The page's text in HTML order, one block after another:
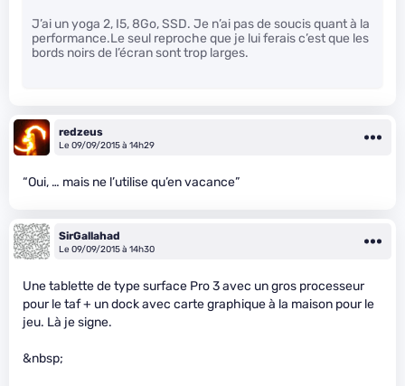
J’ai un yoga 2, I5, 8Go, SSD. Je n’ai pas de soucis quant à la
performance.Le seul reproche que je lui ferais c’est que les
bords noirs de l’écran sont trop larges.
redzeus
Le 09/09/2015 à 14h29
“Oui, … mais ne l’utilise qu’en vacance”
SirGallahad
Le 09/09/2015 à 14h30
Une tablette de type surface Pro 3 avec un gros processeur
pour le taf + un dock avec carte graphique à la maison pour le
jeu. Là je signe.
&nbsp;